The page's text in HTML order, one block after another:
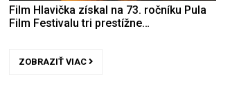
Film Hlavička získal na 73. ročníku Pula
Film Festivalu tri prestížne…
ZOBRAZIŤ VIAC